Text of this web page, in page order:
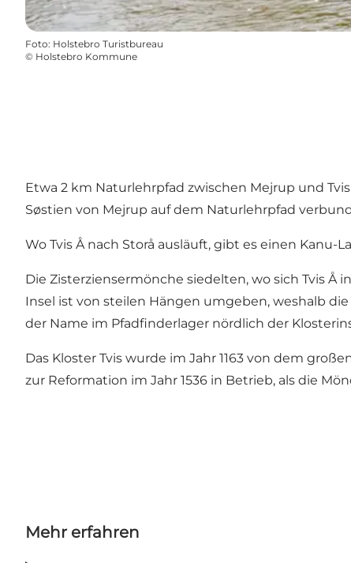
Foto: Holstebro Turistbureau
© Holstebro Kommune
Etwa 2 km Naturlehrpfad zwischen Mejrup und
Søstien von Mejrup auf dem Naturlehrpfad
Wo Tvis Å nach Storå ausläuft, gibt es einen
Die Zisterziensermönche siedelten, wo sich Tvis Å
Insel ist von steilen Hängen umgeben, weshalb
der Name im Pfadfinderlager nördlich der
Das Kloster Tvis wurde im Jahr 1163 von dem
zur Reformation im Jahr 1536 in Betrieb, als die
Mehr erfahren